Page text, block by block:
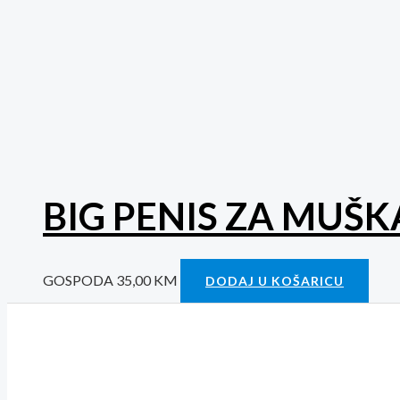
BIG PENIS ZA
GOSPODA 35,00KM DODAJ U KOŠARICU